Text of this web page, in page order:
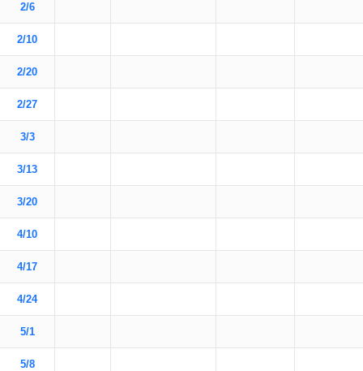
2/6
2/10
2/20
2/27
3/3
3/13
3/20
4/10
4/17
4/24
5/1
5/8